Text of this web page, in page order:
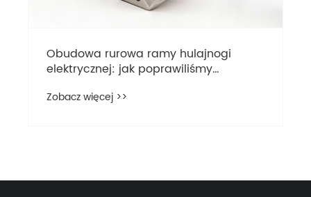
Obudowa rurowa ramy hulajnogi
elektrycznej: jak poprawiliśmy
zintegrowanemu procesowi odlewania
Zobacz więcej >>